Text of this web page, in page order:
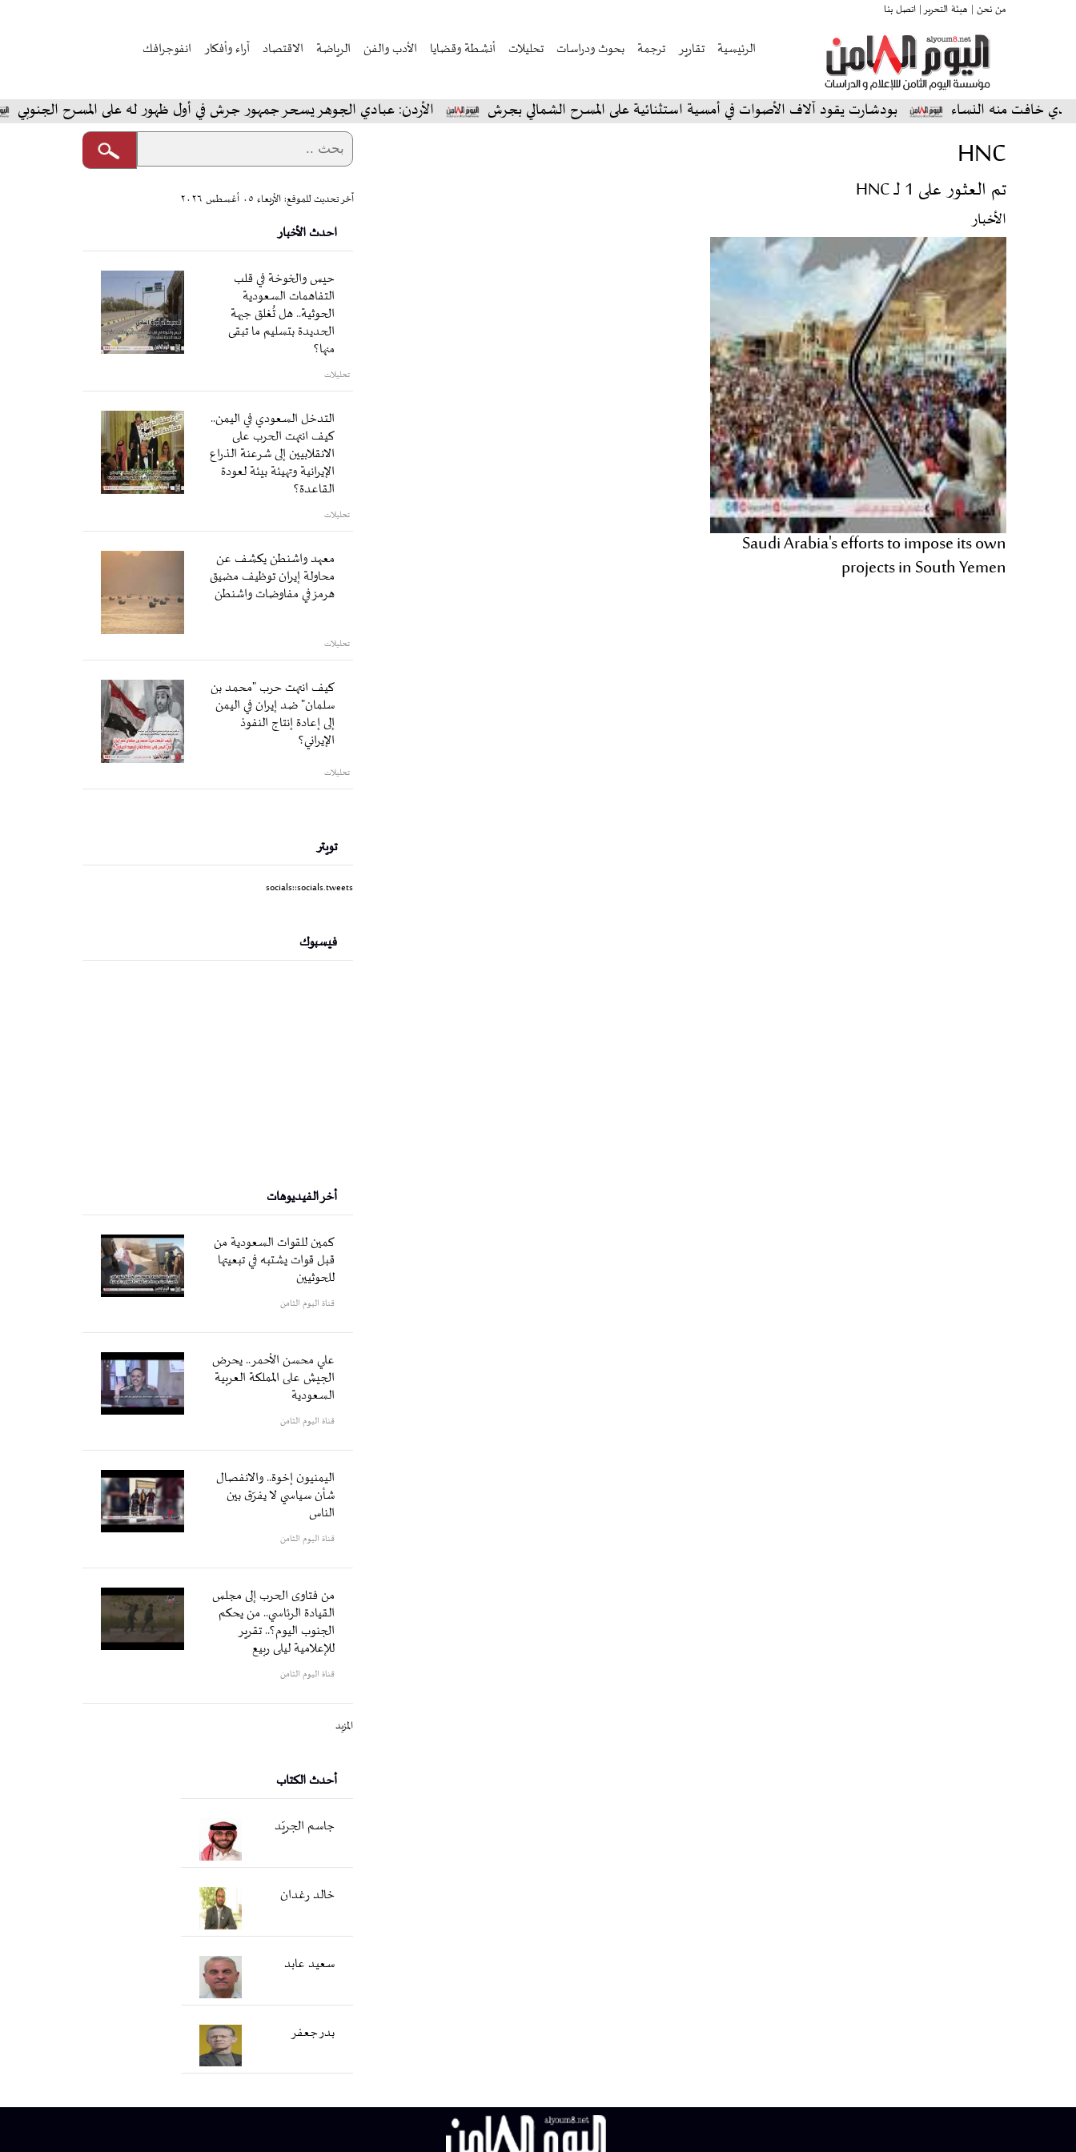
من نحن | هيئة التحرير | اتصل بنا
الرئيسية تقارير ترجمة بحوث ودراسات تحليلات أنشطة وقضايا الأدب والفن الرياضة الاقتصاد آراء وأفكار انفوجرافك
منه النساء بودشارت يقود آلاف الأصوات في أمسية استثنائية على المسرح الشمالي بجرش الأردن: عبادي الجوهر يسحر جمهور جرش في أول ظهور له على المسرح الجنوبي
HNC
تم العثور على 1 لـ HNC
الأخبار
Saudi Arabia's efforts to impose its own
projects in South Yemen
آخر تحديث للموقع: الأربعاء ٠٥ أغسطس ٢٠٢٦
احدث الأخبار
حيس والخوخة في قلب
التفاهمات السعودية
الحوثية.. هل تُغلق جبهة
الحديدة بتسليم ما تبقى
منها؟
تحليلات
التدخل السعودي في اليمن..
كيف انتهت الحرب على
الانقلابيين إلى شرعنة الذراع
الإيرانية وتهيئة بيئة لعودة
القاعدة؟
تحليلات
معهد واشنطن يكشف عن
محاولة إيران توظيف مضيق
هرمز في مفاوضات واشنطن
تحليلات
كيف انتهت حرب "محمد بن
سلمان" ضد إيران في اليمن
إلى إعادة إنتاج النفوذ
الإيراني؟
تحليلات
تويتر
socials::socials.tweets
فيسبوك
أخر الفيديوهات
كمين للقوات السعودية من
قبل قوات يشتبه في تبعيتها
للحوثيين
قناة اليوم الثامن
علي محسن الأحمر.. يحرض
الجيش على المملكة العربية
السعودية
قناة اليوم الثامن
اليمنيون إخوة.. والانفصال
شأن سياسي لا يفرّق بين
الناس
قناة اليوم الثامن
من فتاوى الحرب إلى مجلس
القيادة الرئاسي.. من يحكم
الجنوب اليوم؟.. تقرير
للإعلامية ليلى ربيع
قناة اليوم الثامن
المزيد
أحدث الكتاب
جاسم الجريّد
خالد رغدان
سعید عابد
بدر جعفر